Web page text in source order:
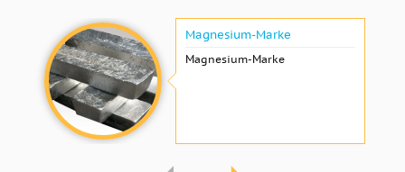
Magnesium-Marke
Magnesium-Marke